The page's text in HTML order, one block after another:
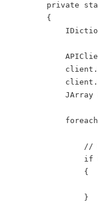
private
        {
JArray
//
if
                {
                }